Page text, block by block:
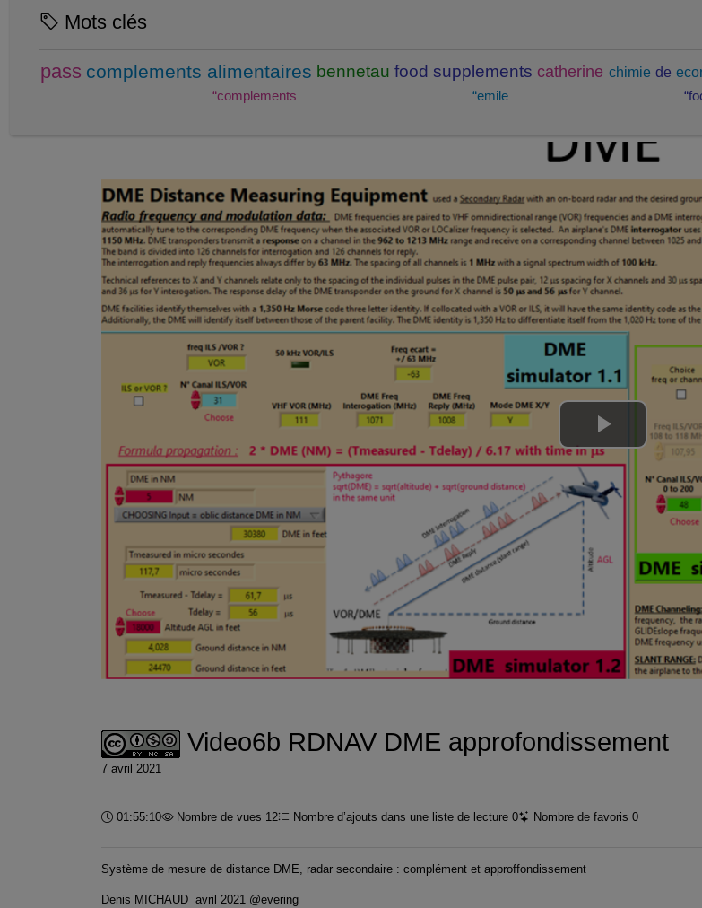
Mots clés
pass complements alimentaires bennetau food supplements catherine chimie de
“complements
“emile
Lire
la
vidéo
Video6b RDNAV DME approfondissement
7 avril 2021
Durée :
01:55:10 Nombre de vues 12 Nombre d’ajouts dans une liste de lecture 0 Nombre de favoris 0
Système de mesure de distance DME, radar secondaire : complément et approffondissement
Denis MICHAUD avril 2021 @evering